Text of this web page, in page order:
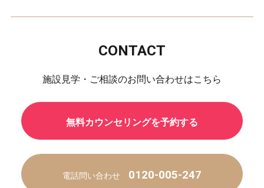
CONTACT
施設見学・ご相談のお問い合わせはこちら
無料カウンセリングを予約する
電話問い合わせ 0120-005-247